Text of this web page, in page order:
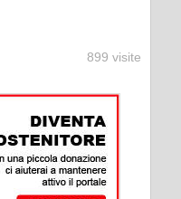
899 visite